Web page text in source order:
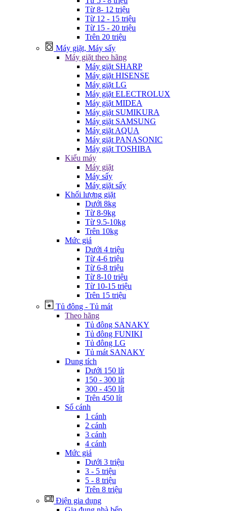
Từ 8- 12 triệu
Từ 12 - 15 triệu
Từ 15 - 20 triệu
Trên 20 triệu
Máy giặt, Máy sấy
Máy giặt theo hãng
Máy giặt SHARP
Máy giặt HISENSE
Máy giặt LG
Máy giặt ELECTROLUX
Máy giặt MIDEA
Máy giặt SUMIKURA
Máy giặt SAMSUNG
Máy giặt AQUA
Máy giặt PANASONIC
Máy giặt TOSHIBA
Kiểu máy
Máy giặt
Máy sấy
Máy giặt sấy
Khối lượng giặt
Dưới 8kg
Từ 8-9kg
Từ 9.5-10kg
Trên 10kg
Mức giá
Dưới 4 triệu
Từ 4-6 triệu
Từ 6-8 triệu
Từ 8-10 triệu
Từ 10-15 triệu
Trên 15 triệu
Tủ đông - Tủ mát
Theo hãng
Tủ đông SANAKY
Tủ đông FUNIKI
Tủ đông LG
Tủ mát SANAKY
Dung tích
Dưới 150 lít
150 - 300 lít
300 - 450 lít
Trên 450 lít
Số cánh
1 cánh
2 cánh
3 cánh
4 cánh
Mức giá
Dưới 3 triệu
3 - 5 triệu
5 - 8 triệu
Trên 8 triệu
Điện gia dụng